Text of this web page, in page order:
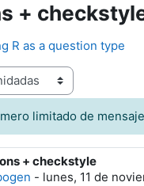
+
R as a question type
limitado de
+ checkstyle
- lunes, 11 de
0